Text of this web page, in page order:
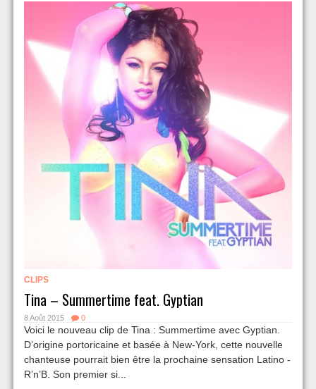
CLIPS
Tina – Summertime feat. Gyptian
8 Août 2015 0
Voici le nouveau clip de Tina : Summertime avec Gyptian.
D’origine portoricaine et basée à New-York, cette nouvelle
chanteuse pourrait bien être la prochaine sensation Latino -
R’n’B. Son premier si...